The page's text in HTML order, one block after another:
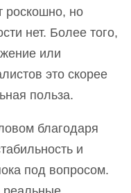
роскошно, но
нет. Более того,
или
это скорее
польза.
благодаря
и
под вопросом.